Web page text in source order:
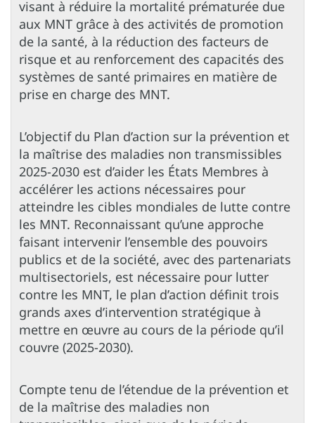
visant à réduire la mortalité prématurée due
aux MNT grâce à des activités de promotion
de la santé, à la réduction des facteurs de
risque et au renforcement des capacités des
systèmes de santé primaires en matière de
prise en charge des MNT.
L’objectif du Plan d’action sur la prévention et
la maîtrise des maladies non transmissibles
2025-2030 est d’aider les États Membres à
accélérer les actions nécessaires pour
atteindre les cibles mondiales de lutte contre
les MNT. Reconnaissant qu’une approche
faisant intervenir l’ensemble des pouvoirs
publics et de la société, avec des partenariats
multisectoriels, est nécessaire pour lutter
contre les MNT, le plan d’action définit trois
grands axes d’intervention stratégique à
mettre en œuvre au cours de la période qu’il
couvre (2025-2030).
Compte tenu de l’étendue de la prévention et
de la maîtrise des maladies non